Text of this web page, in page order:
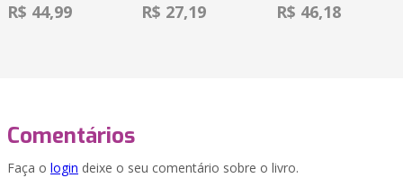
R$ 44,99 R$ 27,19 R$ 46,18
Comentários
Faça o login deixe o seu comentário sobre o livro.